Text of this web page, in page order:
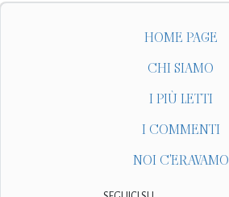
HOME PAGE
CHI SIAMO
I PIÙ LETTI
I COMMENTI
NOI C'ERAVAMO